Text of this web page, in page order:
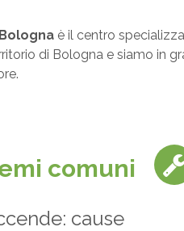
è il centro
di Bologna e siamo in
comuni
cause